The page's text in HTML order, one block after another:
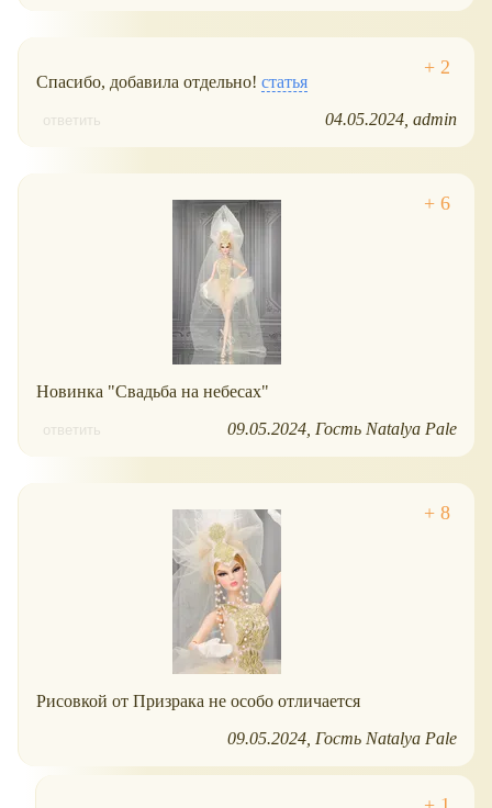
Спасибо, добавила отдельно! статья
ответить 04.05.2024 admin
Новинка "Свадьба на небесах"
ответить 09.05.2024 Гость Natalya Pale
Рисовкой от Призрака не особо отличается
09.05.2024 Гость Natalya Pale